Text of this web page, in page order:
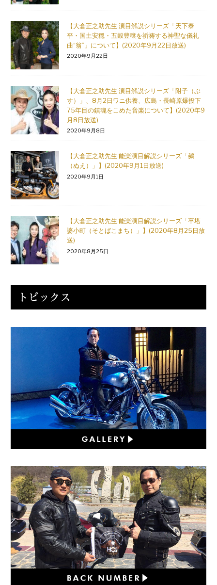
【大倉正之助先生 演目解説シリーズ「天下泰
平・国土安穏・五穀豊穣を祈祷する神聖な儀礼
曲“翁”」について】(2020年9月22日放送)
2020年9月22日
【大倉正之助先生 演目解説シリーズ「附子（ぶ
す）」、8月2日ワニ供養、広島・長崎原爆投下
75年目の鎮魂をこめた音楽について】(2020年9
月8日放送)
2020年9月8日
【大倉正之助先生 能楽演目解説シリーズ「鵺
（ぬえ）」】(2020年9月1日放送)
2020年9月1日
【大倉正之助先生 能楽演目解説シリーズ「卒塔
婆小町（そとばこまち）」】(2020年8月25日放
送)
2020年8月25日